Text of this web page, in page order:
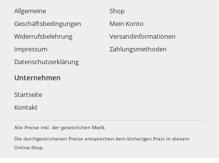
Allgemeine
Geschäftsbedingungen
Widerrufsbelehrung
Impressum
Datenschutzerklärung
Shop
Mein Konto
Versandinformationen
Zahlungsmethoden
Unternehmen
Startseite
Kontakt
Alle Preise inkl. der gesetzlichen MwSt.
Die durchgestrichenen Preise entsprechen dem bisherigen Preis in diesem
Online-Shop.